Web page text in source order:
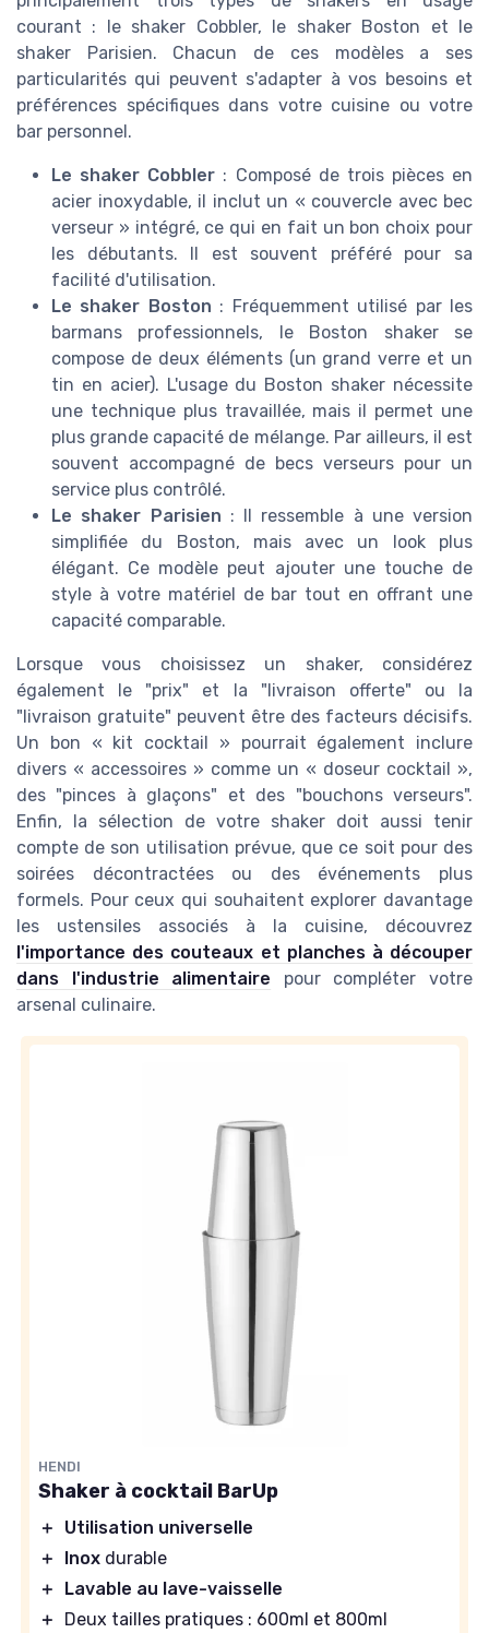
courant : le shaker Cobbler, le shaker Boston et le
shaker Parisien. Chacun de ces modèles a ses
particularités qui peuvent s'adapter à vos besoins et
préférences spécifiques dans votre cuisine ou votre
bar personnel.
Le shaker Cobbler : Composé de trois pièces en
acier inoxydable, il inclut un « couvercle avec bec
verseur » intégré, ce qui en fait un bon choix pour
les débutants. Il est souvent préféré pour sa
facilité d'utilisation.
Le shaker Boston : Fréquemment utilisé par les
barmans professionnels, le Boston shaker se
compose de deux éléments (un grand verre et un
tin en acier). L'usage du Boston shaker nécessite
une technique plus travaillée, mais il permet une
plus grande capacité de mélange. Par ailleurs, il est
souvent accompagné de becs verseurs pour un
service plus contrôlé.
Le shaker Parisien : Il ressemble à une version
simplifiée du Boston, mais avec un look plus
élégant. Ce modèle peut ajouter une touche de
style à votre matériel de bar tout en offrant une
capacité comparable.
Lorsque vous choisissez un shaker, considérez
également le "prix" et la "livraison offerte" ou la
"livraison gratuite" peuvent être des facteurs décisifs.
Un bon « kit cocktail » pourrait également inclure
divers « accessoires » comme un « doseur cocktail »,
des "pinces à glaçons" et des "bouchons verseurs".
Enfin, la sélection de votre shaker doit aussi tenir
compte de son utilisation prévue, que ce soit pour des
soirées décontractées ou des événements plus
formels. Pour ceux qui souhaitent explorer davantage
les ustensiles associés à la cuisine, découvrez
l'importance des couteaux et planches à découper
dans l'industrie alimentaire pour compléter votre
arsenal culinaire.
HENDI
Shaker à cocktail BarUp
＋
Utilisation universelle
＋
Inox durable
＋
Lavable au lave-vaisselle
＋
Deux tailles pratiques : 600ml et 800ml